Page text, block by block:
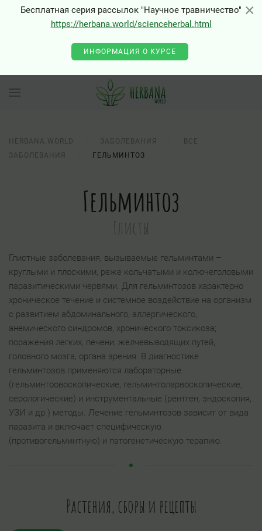
×
Бесплатная серия рассылок "Научное травничество"
https://herbana.world/scienceherbal.html
ИНФОРМАЦИЯ О КУРСЕ
HERBANA.WORLD ЗАБОЛЕВАНИЯ
ВСЕ
ЗАБОЛЕВАНИЯ
ГЕЛЬМИНТОЗ
Гельминтоз
Глисты
Глистные заболевания, вызываемые гельминтами –
круглыми и плоскими, реже кольчатыми и колючеголовыми
паразитическими червями. Для гельминтозов характерно
хроническое течение и системное воздействие на организм
с развитием абдоминального, аллергического,
анемического синдромов, хронического токсикоза;
поражения легких, печени, желчевыводящих путей,
головного мозга, органа зрения. В диагностике
гельминтозов применяются лабораторные
(гельминтоовоскопические, гельминтоларвоскопические,
серологические) и инструментальные (рентген, эндоскопия,
УЗИ и др.) методы. Лечение гельминтозов зависит от вида
паразита и включает специфическую
(противогельминтную) и патогенетическую терапию.
Растения, сборы и рецепты
×